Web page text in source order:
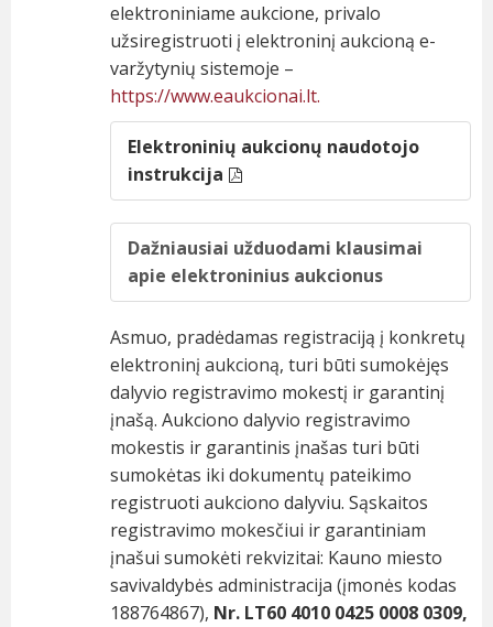
elektroniniame aukcione, privalo
užsiregistruoti į elektroninį aukcioną e-
varžytynių sistemoje –
https://www.eaukcionai.lt.
Elektroninių aukcionų naudotojo
instrukcija
Dažniausiai užduodami klausimai
apie elektroninius aukcionus
Asmuo, pradėdamas registraciją į konkretų
elektroninį aukcioną, turi būti sumokėjęs
dalyvio registravimo mokestį ir garantinį
įnašą. Aukciono dalyvio registravimo
mokestis ir garantinis įnašas turi būti
sumokėtas iki dokumentų pateikimo
registruoti aukciono dalyviu. Sąskaitos
registravimo mokesčiui ir garantiniam
įnašui sumokėti rekvizitai: Kauno miesto
savivaldybės administracija (įmonės kodas
188764867), Nr. LT60 4010 0425 0008 0309,